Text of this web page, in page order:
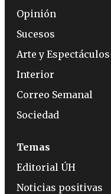
Opinión
Sucesos
Arte y Espectáculos
Interior
Correo Semanal
Sociedad
Temas
Editorial ÚH
Noticias positivas